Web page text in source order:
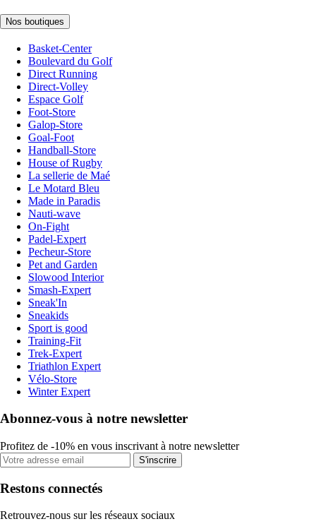
Nos boutiques
Basket-Center
Boulevard du Golf
Direct Running
Direct-Volley
Espace Golf
Foot-Store
Galop-Store
Goal-Foot
Handball-Store
House of Rugby
La sellerie de Maé
Le Motard Bleu
Made in Paradis
Nauti-wave
On-Fight
Padel-Expert
Pecheur-Store
Pet and Garden
Slowood Interior
Smash-Expert
Sneak'In
Sneakids
Sport is good
Training-Fit
Trek-Expert
Triathlon Expert
Vélo-Store
Winter Expert
Abonnez-vous à notre newsletter
Profitez de -10% en vous inscrivant à notre newsletter
S'inscrire
Restons connectés
Retrouvez-nous sur les réseaux sociaux